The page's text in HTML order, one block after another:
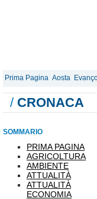
Prima Pagina Aosta
/ CRONACA
SOMMARIO
PRIMA PAGINA
AGRICOLTURA
AMBIENTE
ATTUALITÀ
ATTUALITÀ
ECONOMIA